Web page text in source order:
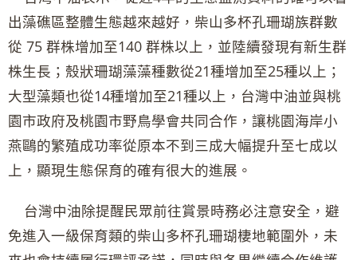
出藻礁區整體生態越來越好，柴山多杯孔珊瑚族群數
從 75 群株增加至140 群株以上，並陸續發現有新生群
株生長；殼狀珊瑚藻藻種數從21種增加至25種以上；
大型藻類也從14種增加至21種以上，台灣中油並與桃
園市政府及桃園市野鳥學會共同合作，讓桃園海岸小
燕鷗的繁殖成功率從原本不到三成大幅提升至七成以
上，顯現生態保育的確有很大的進展。
台灣中油除提醒民眾前往賞景時務必注意安全，避
免進入一級保育類的柴山多杯孔珊瑚棲地範圍外，未